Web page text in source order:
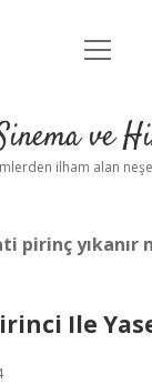
Gizlilik Politikası
Yasal Uyarı
menüyü
ve
ilham alan
pirinç yıkanır
Ile